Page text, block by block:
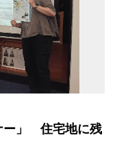
ー」 住宅地に残